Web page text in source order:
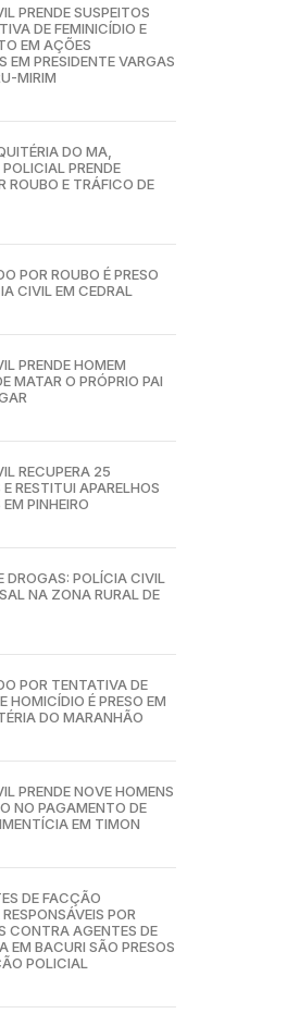
PRENDE SUSPEITOS
DE FEMINICÍDIO E
EM AÇÕES
EM PRESIDENTE VARGAS
MIRIM
DO MA,
PRENDE
ROUBO E TRÁFICO DE
POR ROUBO É PRESO
CIVIL EM CEDRAL
PRENDE HOMEM
MATAR O PRÓPRIO PAI
RECUPERA 25
RESTITUI APARELHOS
PINHEIRO
DROGAS: POLÍCIA CIVIL
NA ZONA RURAL DE
POR TENTATIVA DE
HOMICÍDIO É PRESO EM
DO MARANHÃO
PRENDE NOVE HOMENS
NO PAGAMENTO DE
EM TIMON
DE FACÇÃO
POR
CONTRA AGENTES DE
EM BACURI SÃO PRESOS
POLICIAL